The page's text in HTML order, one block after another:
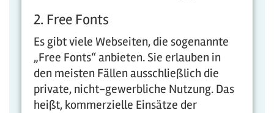
2. Free Fonts
Es gibt viele Webseiten, die sogenannte
„Free Fonts“ anbieten. Sie erlauben in
den meisten Fällen ausschließlich die
private, nicht-gewerbliche Nutzung. Das
heißt, kommerzielle Einsätze der